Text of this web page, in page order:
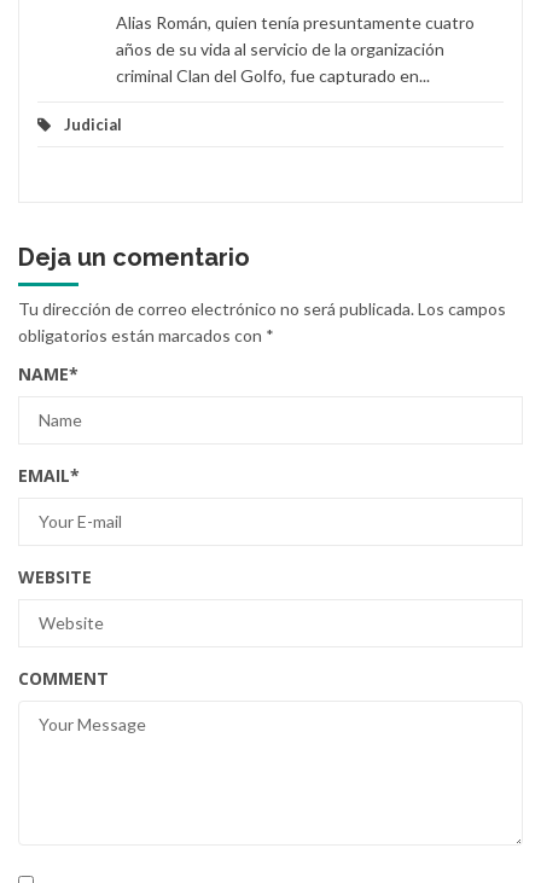
Alias Román, quien tenía presuntamente cuatro
años de su vida al servicio de la organización
criminal Clan del Golfo, fue capturado en...
Judicial
Deja un comentario
Tu dirección de correo electrónico no será publicada.Los campos
obligatorios están marcados con *
NAME*
EMAIL*
WEBSITE
COMMENT